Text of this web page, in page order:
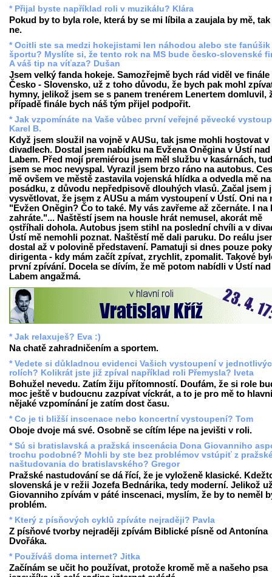
* Přijal byste například roli v muzikálu? Klára
Pokud by to byla role, která by se mi líbila a zaujala by mě,
ne.
* Ocitli ste sa medzi hokejistami len náhodou alebo ste
športu? Myslíte si, že tento rok na MS bude česko-slovenské
A váš tip na víťaza? Dušan
Jsem velký fanda hokeje. Samozřejmě bych rád viděl ve finále
Česko - Slovensko, už z toho důvodu, že bych pak mohl
hymny, jelikož jsem se s panem trenérem Lenertem domluvil,
případě finále bych náš tým přijel podpořit.
* Jak vzpomínáte na Vaše vůbec první veřejné pěvecké
Karel B.
Když jsem sloužil na vojně v AUSu, tak jsme mohli hostovat v
divadlech. Dostal jsem nabídku na Evžena Oněgina v Ústí nad
Labem. Před mojí premiérou jsem měl službu v kasárnách,
jsem se moc nevyspal. Vyrazil jsem brzo ráno na autobus.
mě ovšem ve městě zastavila vojenská hlídka a odvedla mě na
posádku, z důvodu nepředpisově dlouhých vlasů. Začal jsem
vysvětlovat, že jsem z AUSu a mám vystoupení v Ústí. Oni na
"Evžen Oněgin? Čo to také. My vás zavřeme až zčernáte. I na
zahráte."... Naštěstí jsem na housle hrát nemusel, akorát mě
ostříhali dohola. Autobus jsem stihl na poslední chvíli a v
Ústí mě nemohli poznat. Naštěstí mě dali paruku. Do reálu
dostal až v polovině představení. Pamatuji si dnes pouze
dirigenta - kdy mám začít zpívat, zrychlit, zpomalit. Takové
první zpívání. Docela se dívím, že mě potom nabídli v Ústí nad
Labem angažmá.
* Jak relaxuješ? Eva :)
Na chatě zahradničením a sportem.
* Vedete si důkladnou evidenci Vašich vystoupení v
rolích? Kolikrát jste již zpíval například roli Přemysla? Iveta
Bohužel nevedu. Zatím žiju přítomností. Doufám, že si role
moc ještě v budoucnu zazpívat víckrát, a to je pro mě to
nějaké vzpomínání je zatím dost času.
* Co je ti bližší inscenace nebo koncertní vystoupení? Tom
Oboje dvoje má své. Osobně se cítím lépe na jevišti v roli.
* Sú si bratislavská a pražská inscenácia Dona Giovanniho
trochu podobné? Mohli by ste bez problémov vstúpiť z
naštudovania do bratislavského? Gregor
Pražské nastudování se dá řící, že je vyloženě klasické.
slovenská je v režii Jozefa Bednárika, tedy moderní. Jelikož
Giovanniho zpívám v páté inscenaci, myslím, že by to neměl
problém.
* Který z písňových cyklů zpíváte nejraději? Pavla
Z písňové tvorby nejraději zpívám Biblické písně od Antonína
Dvořáka.
* Používáš doma internet? Jitka
Začínám se učit ho používat, protože kromě mě a našeho psa